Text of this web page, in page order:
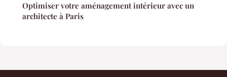
Optimiser votre aménagement intérieur avec un
architecte à Paris